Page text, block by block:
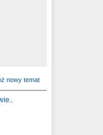
nowy temat